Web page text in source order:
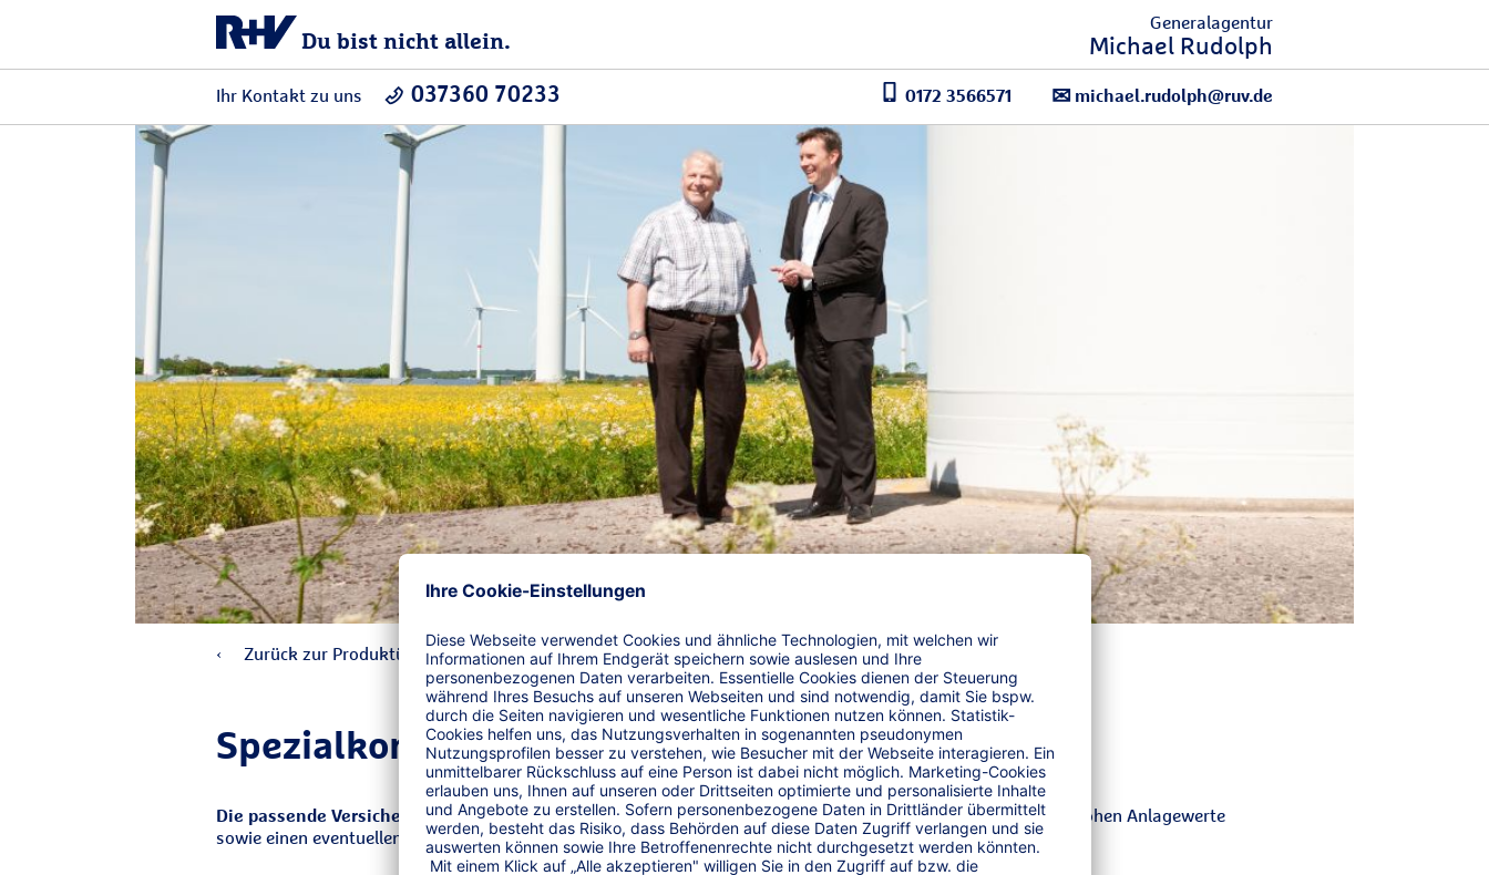
Du bist nicht allein.
Generalagentur
Michael Rudolph
Ihr Kontakt zu uns 037360 70233 0172 3566571 michael.rudolph@ruv.de
Zurück zur Produktübersicht
Spezial­konzept für neue Wind­energieanlagen
Die passende Versicherungslösung für neue Windenergieanlagen.Mit dem Spezialkonzept sichern Sie die hohen Anlagewerte
sowie einen eventuellen finanziellen Ausfall durch unvorhergesehene Sachschäden ab.